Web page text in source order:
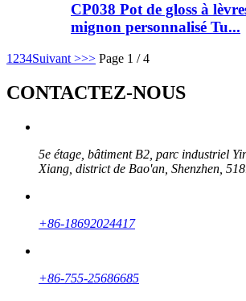
CP038 Pot de gloss à
mignon personnalisé Tu...
1 234Suivant >>> Page 1 / 4
CONTACTEZ-NOUS
5e étage, bâtiment B2, parc industriel
Xiang, district de Bao'an, Shenzhen,
+86-18692024417
+86-755-25686685